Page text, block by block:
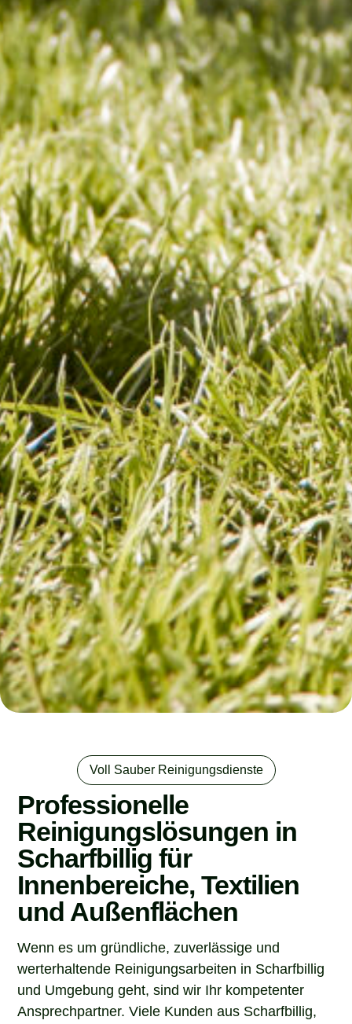
Voll Sauber Reinigungsdienste
Professionelle
Reinigungslösungen in
Scharfbillig für
Innenbereiche, Textilien
und Außenflächen
Wenn es um gründliche, zuverlässige und
werterhaltende Reinigungsarbeiten in Scharfbillig
und Umgebung geht, sind wir Ihr kompetenter
Ansprechpartner. Viele Kunden aus Scharfbillig,